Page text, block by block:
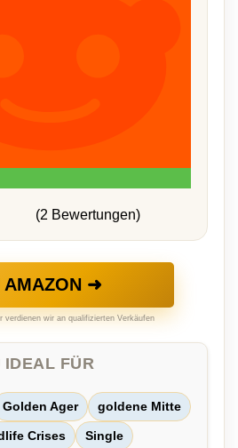
(2 Bewertungen)
AMAZON ➜
verdienen wir an qualifizierten Verkäufen
IDEAL FÜR
Golden Ager goldene Mitte
Crises Single